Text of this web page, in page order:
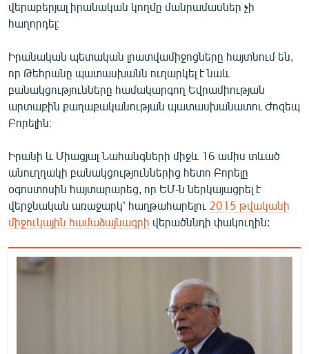
ՓՈԴՔԱՍԹ
Հայերեն
English
Русский
վերաբերյալ իրանական կողմը մանրամասներ չի
հաղորդել։
Իրանական պետական լրատվամիջոցները հայտնում են,
որ Թեհրանը պատասխանն ուղարկել է նաև
բանակցությունները համակարգող Եվրամիության
արտաքին քաղաքականության պատասխանատու Ժոզեպ
Բորելին։
Իրանի և Միացյալ Նահանգների միջև 16 ամիս տևած
անուղղակի բանակցություններից հետո Բորելը
օգոստոսին հայտարարեց, որ ԵՄ-ն ներկայացրել է
վերջնական առաջարկ՝ հաղթահարելու 2015 թվականի
միջուկային համաձայնագրի վերածննդի փակուղին: